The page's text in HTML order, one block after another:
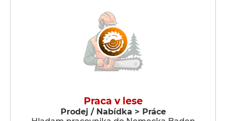
Praca v lese
Prodej / Nabídka > Práce